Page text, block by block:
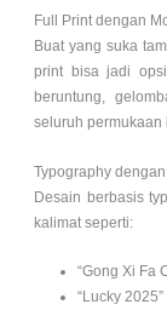
Full Print dengan
Buat yang suka
print bisa jadi
beruntung,
seluruh permukaan
Typography
Desain berbasis
kalimat seperti:
“Gong Xi Fa
“Lucky 2025”